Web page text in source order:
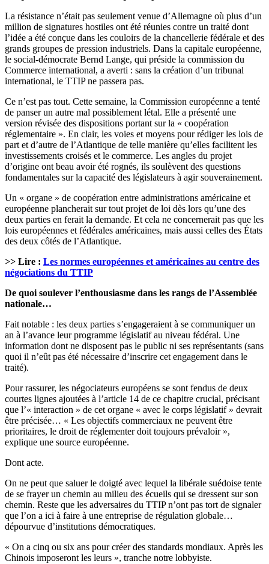
La résistance n’était pas seulement venue d’Allemagne où plus d’un
million de signatures hostiles ont été réunies contre un traité dont
l’idée a été conçue dans les couloirs de la chancellerie fédérale et des
grands groupes de pression industriels. Dans la capitale européenne,
le social-démocrate Bernd Lange, qui préside la commission du
Commerce international, a averti : sans la création d’un tribunal
international, le TTIP ne passera pas.
Ce n’est pas tout. Cette semaine, la Commission européenne a tenté
de panser un autre mal possiblement létal. Elle a présenté une
version révisée des dispositions portant sur la « coopération
réglementaire ». En clair, les voies et moyens pour rédiger les lois de
part et d’autre de l’Atlantique de telle manière qu’elles facilitent les
investissements croisés et le commerce. Les angles du projet
d’origine ont beau avoir été rognés, ils soulèvent des questions
fondamentales sur la capacité des législateurs à agir souverainement.
Un « organe » de coopération entre administrations américaine et
européenne plancherait sur tout projet de loi dès lors qu’une des
deux parties en ferait la demande. Et cela ne concernerait pas que les
lois européennes et fédérales américaines, mais aussi celles des États
des deux côtés de l’Atlantique.
>> Lire : Les normes européennes et américaines au centre des
négociations du TTIP
De quoi soulever l’enthousiasme dans les rangs de l’Assemblée
nationale…
Fait notable : les deux parties s’engageraient à se communiquer un
an à l’avance leur programme législatif au niveau fédéral. Une
information dont ne disposent pas le public ni ses représentants (sans
quoi il n’eût pas été nécessaire d’inscrire cet engagement dans le
traité).
Pour rassurer, les négociateurs européens se sont fendus de deux
courtes lignes ajoutées à l’article 14 de ce chapitre crucial, précisant
que l’« interaction » de cet organe « avec le corps législatif » devrait
être précisée… « Les objectifs commerciaux ne peuvent être
prioritaires, le droit de réglementer doit toujours prévaloir »,
explique une source européenne.
Dont acte.
On ne peut que saluer le doigté avec lequel la libérale suédoise tente
de se frayer un chemin au milieu des écueils qui se dressent sur son
chemin. Reste que les adversaires du TTIP n’ont pas tort de signaler
que l’on a ici à faire à une entreprise de régulation globale…
dépourvue d’institutions démocratiques.
« On a cinq ou six ans pour créer des standards mondiaux. Après les
Chinois imposeront les leurs », tranche notre lobbyiste.